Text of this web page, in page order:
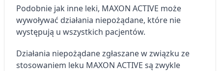
Podobnie jak inne leki, MAXON ACTIVE może
wywoływać działania niepożądane, które nie
występują u wszystkich pacjentów.
Działania niepożądane zgłaszane w związku ze
stosowaniem leku MAXON ACTIVE są zwykle